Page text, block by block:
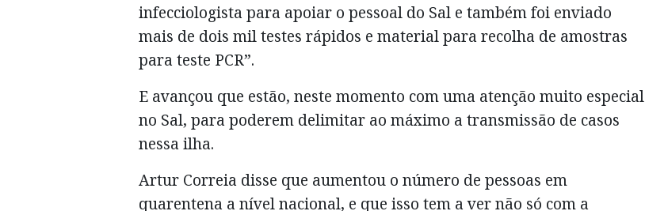
infecciologista para apoiar o pessoal do Sal e também foi enviado
mais de dois mil testes rápidos e material para recolha de amostras
para teste PCR”.
E avançou que estão, neste momento com uma atenção muito especial
no Sal, para poderem delimitar ao máximo a transmissão de casos
nessa ilha.
Artur Correia disse que aumentou o número de pessoas em
quarentena a nível nacional, e que isso tem a ver não só com a